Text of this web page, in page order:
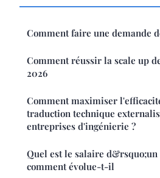
Comment faire une demande
Comment réussir la scale up
2026
Comment maximiser
traduction technique
entreprises d'ingénierie ?
Quel est le salaire
comment évolue-t-il